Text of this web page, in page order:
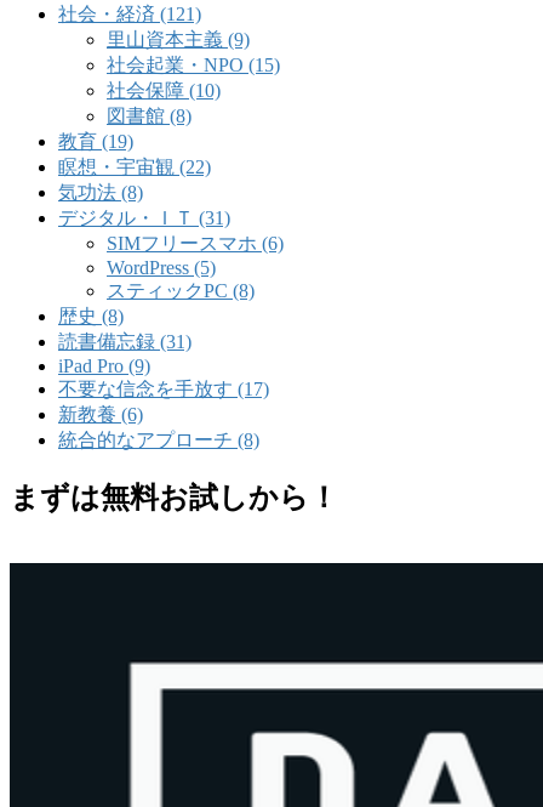
社会・経済 (121)
里山資本主義 (9)
社会起業・NPO (15)
社会保障 (10)
図書館 (8)
教育 (19)
瞑想・宇宙観 (22)
気功法 (8)
デジタル・ＩＴ (31)
SIMフリースマホ (6)
WordPress (5)
スティックPC (8)
歴史 (8)
読書備忘録 (31)
iPad Pro (9)
不要な信念を手放す (17)
新教養 (6)
統合的なアプローチ (8)
まずは無料お試しから！